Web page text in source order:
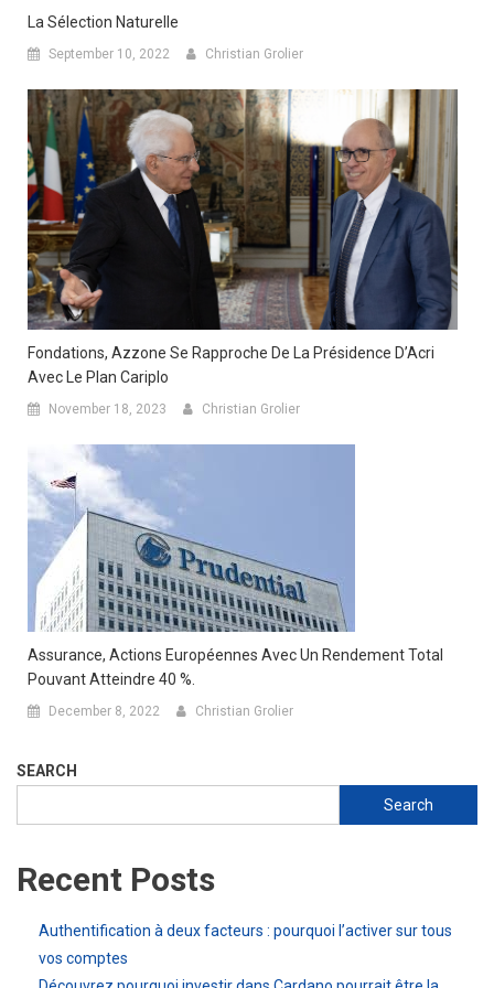
La Sélection Naturelle
September 10, 2022 Christian Grolier
Fondations, Azzone Se Rapproche De La Présidence D’Acri
Avec Le Plan Cariplo
November 18, 2023 Christian Grolier
Assurance, Actions Européennes Avec Un Rendement Total
Pouvant Atteindre 40 %.
December 8, 2022 Christian Grolier
SEARCH
Search
Recent Posts
Authentification à deux facteurs : pourquoi l’activer sur tous
vos comptes